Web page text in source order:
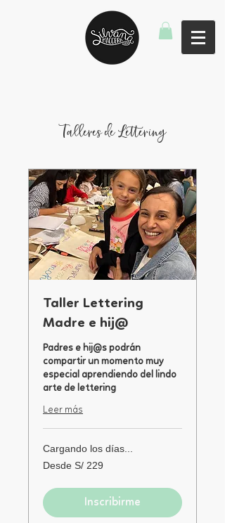
Talleres de Lettering
Taller Lettering
Madre e hij@
Padres e hij@s podrán
compartir un momento muy
especial aprendiendo del lindo
arte de lettering
Leer más
Cargando los días...
Desde
229
Desde S/ 229
Inscribirme